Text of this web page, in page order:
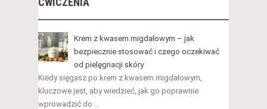
Krem z kwasem migdałowym – jak
bezpiecznie stosować i czego oczekiwać
od pielęgnacji skóry
Kiedy sięgasz po krem z kwasem migdałowym,
kluczowe jest, aby wiedzieć, jak go poprawnie
wprowadzić do …